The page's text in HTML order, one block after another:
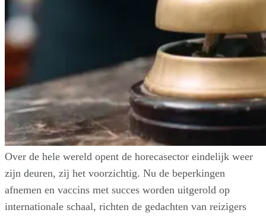
Over de hele wereld opent de horecasector eindelijk weer
zijn deuren, zij het voorzichtig. Nu de beperkingen
afnemen en vaccins met succes worden uitgerold op
internationale schaal, richten de gedachten van reizigers